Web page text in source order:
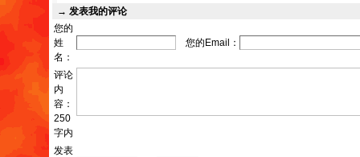
→ 发表我的评论
您的
姓
名：
您的Email：
评论
内
容：
250
字内
发表